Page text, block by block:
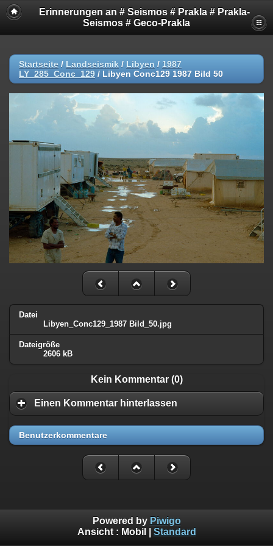
Erinnerungen an # Seismos # Prakla # Prakla-
Seismos # Geco-Prakla
Startseite / Landseismik / Libyen / 1987
LY_285_Conc_129 / Libyen Conc129 1987 Bild 50
Datei
Libyen_Conc129_1987 Bild_50.jpg
Dateigröße
2606 kB
Kein Kommentar (0)
Einen Kommentar hinterlassen
Benutzerkommentare
Powered by Piwigo
Ansicht : Mobil Standard